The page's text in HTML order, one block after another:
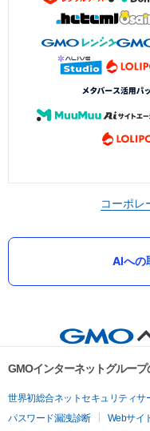
コーポレ
AIへの
GMOインターネットグルー
世界初総合ネットセキュリティサ
パスワード漏洩診断
Webサイ